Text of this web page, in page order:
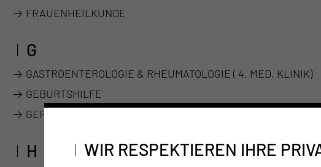
FRAUENHEILKUNDE
G
GASTROENTEROLOGIE & RHEUMATOLOGIE ( 4. MED. KLINIK)
GEBURTSHILFE
GERIATRIE
H WIR RESPEKTIEREN IHRE